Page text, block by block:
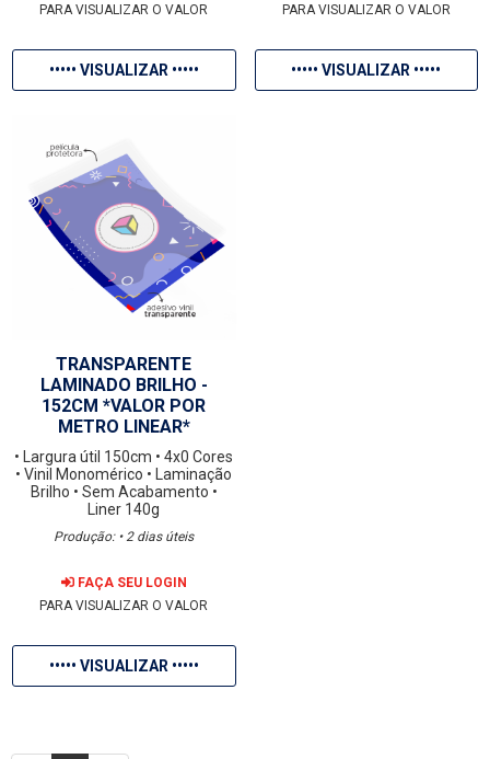
PARA VISUALIZAR O VALOR
••••• VISUALIZAR •••••
PARA VISUALIZAR O VALOR
••••• VISUALIZAR •••••
TRANSPARENTE
LAMINADO BRILHO -
152CM *VALOR POR
METRO LINEAR*
• Largura útil 150cm • 4x0 Cores
• Vinil Monomérico • Laminação
Brilho • Sem Acabamento •
Liner 140g
Produção: • 2 dias úteis
FAÇA SEU LOGIN
PARA VISUALIZAR O VALOR
••••• VISUALIZAR •••••